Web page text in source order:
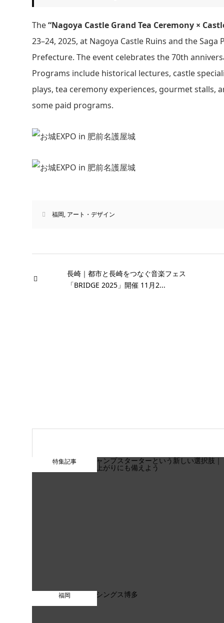
The“Nagoya Castle Grand Tea Ceremony ×
23–24, 2025, at Nagoya Castle Ruins and the
Prefecture. The event celebrates the 70th
Programs include historical lectures, castle
plays, tea ceremony experiences, gourmet stalls,
some paid programs.
福岡, アート・デザイン
長崎｜都市と長崎をつなぐ音楽フェス
「BRIDGE 2025」開催 11月2...
特集記事
福岡